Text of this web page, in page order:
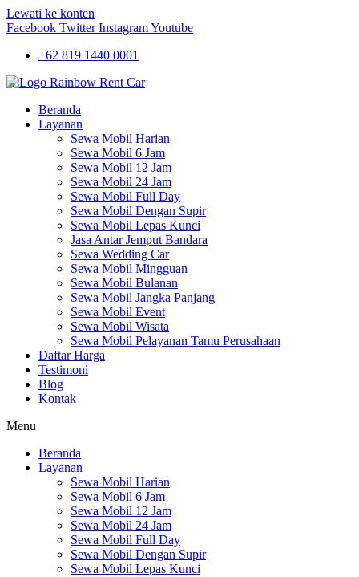
Lewati ke konten
Facebook Twitter InstagramYoutube
+62 819 1440 0001
Beranda
Layanan
Sewa Mobil Harian
Sewa Mobil 6 Jam
Sewa Mobil 12 Jam
Sewa Mobil 24 Jam
Sewa Mobil Full Day
Sewa Mobil Dengan Supir
Sewa Mobil Lepas Kunci
Jasa Antar Jemput Bandara
Sewa Wedding Car
Sewa Mobil Mingguan
Sewa Mobil Bulanan
Sewa Mobil Jangka Panjang
Sewa Mobil Event
Sewa Mobil Wisata
Sewa Mobil Pelayanan Tamu Perusahaan
Daftar Harga
Testimoni
Blog
Kontak
Menu
Beranda
Layanan
Sewa Mobil Harian
Sewa Mobil 6 Jam
Sewa Mobil 12 Jam
Sewa Mobil 24 Jam
Sewa Mobil Full Day
Sewa Mobil Dengan Supir
Sewa Mobil Lepas Kunci